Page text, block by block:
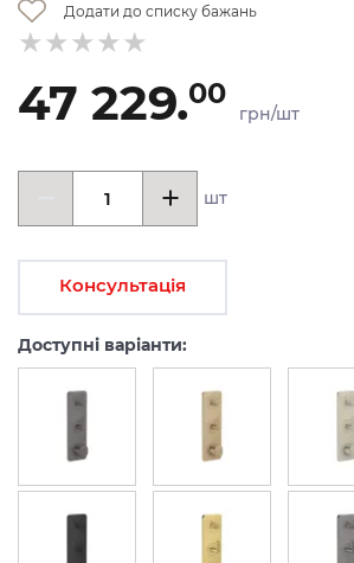
Додати до списку бажань
47 229.00
грн/шт
шт
Консультація
Доступні варіанти: